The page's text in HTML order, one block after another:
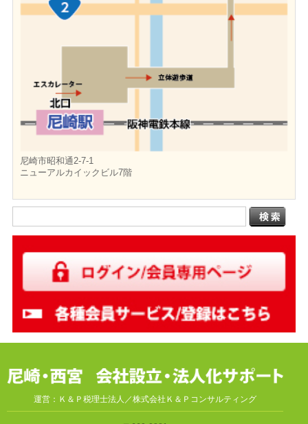
尼崎市昭和通2-7-1
ニューアルカイックビル7階
運営：Ｋ＆Ｐ税理士法人／株式会社Ｋ＆Ｐコンサルティング